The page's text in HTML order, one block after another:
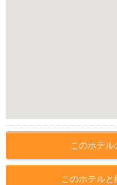
このホテル
このホテル